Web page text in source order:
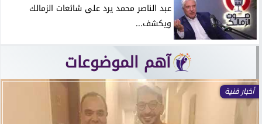
عبد الناصر محمد يرد على شائعات الزمالك
ويكشف...
آهم الموضوعات
أخبار فنية